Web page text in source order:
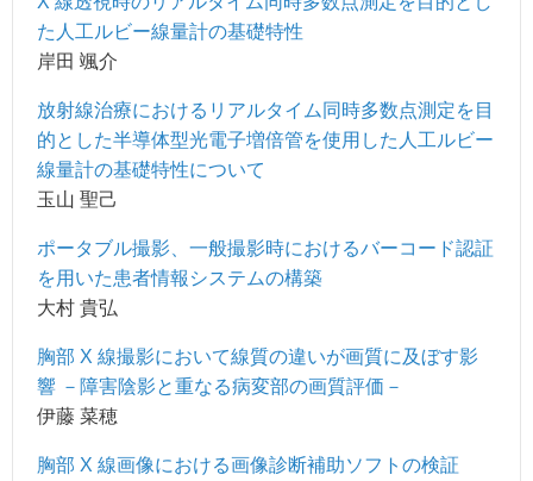
た人工ルビー線量計の基礎特性
岸田 颯介
放射線治療におけるリアルタイム同時多数点測定を目
的とした半導体型光電子増倍管を使用した人工ルビー
線量計の基礎特性について
玉山 聖己
ポータブル撮影、一般撮影時におけるバーコード認証
を用いた患者情報システムの構築
大村 貴弘
胸部 X 線撮影において線質の違いが画質に及ぼす影
響 －障害陰影と重なる病変部の画質評価－
伊藤 菜穂
胸部 X 線画像における画像診断補助ソフトの検証